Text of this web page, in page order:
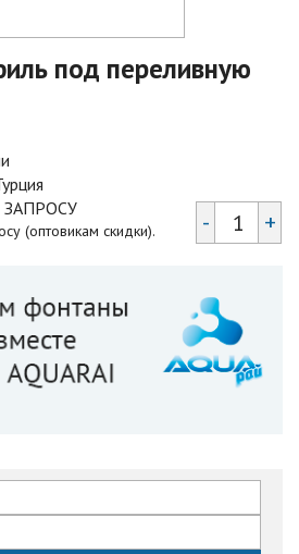
под переливную
ЗАПРОСУ
(оптовикам скидки). - +